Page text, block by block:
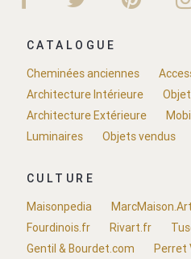
CATALOGUE
Cheminées anciennes
Architecture Intérieure
Architecture Extérieure
Luminaires
Objets vendus
CULTURE
Maisonpedia
MarcMaison.Art
Fourdinois.fr
Rivart.fr
Gentil & Bourdet.com
Perret